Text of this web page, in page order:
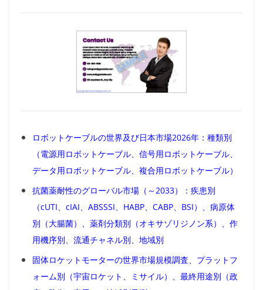
ロボットケーブルの世界及び日本市場2026年：種類別
（電源用ロボットケーブル、信号用ロボットケーブル、
データ用ロボットケーブル、複合用ロボットケーブル）
抗菌薬耐性のグローバル市場（～2033）：疾患別
（cUTI、cIAI、ABSSSI、HABP、CABP、BSI）、病原体
別（大腸菌）、薬剤分類別（オキサゾリジノン系）、作
用機序別、流通チャネル別、地域別
固体ロケットモーターの世界市場規模調査、プラットフ
ォーム別（宇宙ロケット、ミサイル）、最終用途別（政